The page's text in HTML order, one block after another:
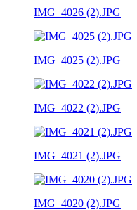
IMG_4026 (2).JPG
IMG_4025 (2).JPG
IMG_4022 (2).JPG
IMG_4021 (2).JPG
IMG_4020 (2).JPG